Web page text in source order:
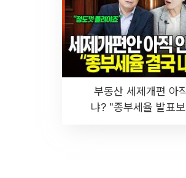
부동산 세제개편 아
냐? "종부세율 발표